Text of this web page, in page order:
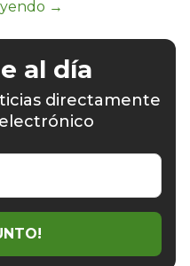
al día
directamente